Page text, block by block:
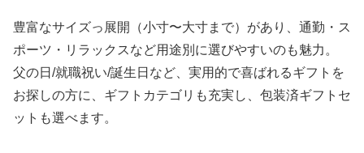
豊富なサイズっ展開（小寸〜大寸まで）があり、通勤・ス
ポーツ・リラックスなど用途別に選びやすいのも魅力。
父の日/就職祝い/誕生日など、実用的で喜ばれるギフトを
お探しの方に、ギフトカテゴリも充実し、包装済ギフトセ
ットも選べます。